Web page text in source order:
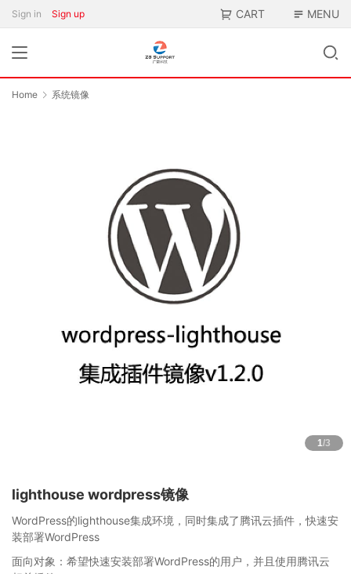
Sign in Sign up CART MENU
Home 系统镜像
1/3
lighthouse wordpress镜像
WordPress的lighthouse集成环境，同时集成了腾讯云插件，快速安
装部署WordPress
面向对象：希望快速安装部署WordPress的用户，并且使用腾讯云